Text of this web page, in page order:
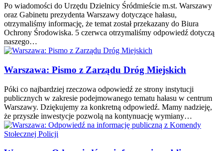
Po wiadomości do Urzędu Dzielnicy Śródmieście m.st. Warszawy
oraz Gabinetu prezydenta Warszawy dotyczące hałasu,
otrzymaliśmy informację, że temat został przekazany do Biura
Ochrony Środowiska. 5 czerwca otrzymaliśmy odpowiedź dotyczą
naszego…
Warszawa: Pismo z Zarządu Dróg Miejskich
Póki co najbardziej rzeczowa odpowiedź ze strony instytucji
publicznych w zakresie podejmowanego tematu hałasu w centrum
Warszawy. Dziękujemy za konkretną odpowiedź. Mamy nadzieję,
że przyszłe inwestycje pozwolą na kontynuację wymiany…